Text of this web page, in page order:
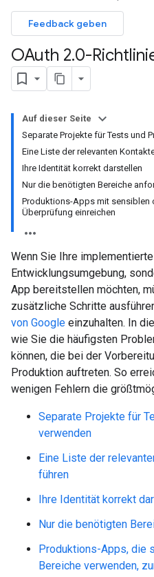
Feedback geben
OAuth 2.0-
Auf dieser Seite
Separate Projekte für Tests und
Eine Liste der relevanten
Ihre Identität korrekt darstellen
Nur die benötigten Bereiche
Produktions-Apps mit sensiblen
Überprüfung einreichen
Wenn Sie Ihre
Entwicklungsumgebung,
App bereitstellen möchten,
zusätzliche Schritte
von Google einzuhalten. In
wie Sie die häufigsten
können, die bei der
Produktion auftreten. So
wenigen Fehlern die
Separate Projekte für
verwenden
Eine Liste der
führen
Ihre Identität korrekt
Nur die benötigten
Produktions-Apps, die
Bereiche verwenden,